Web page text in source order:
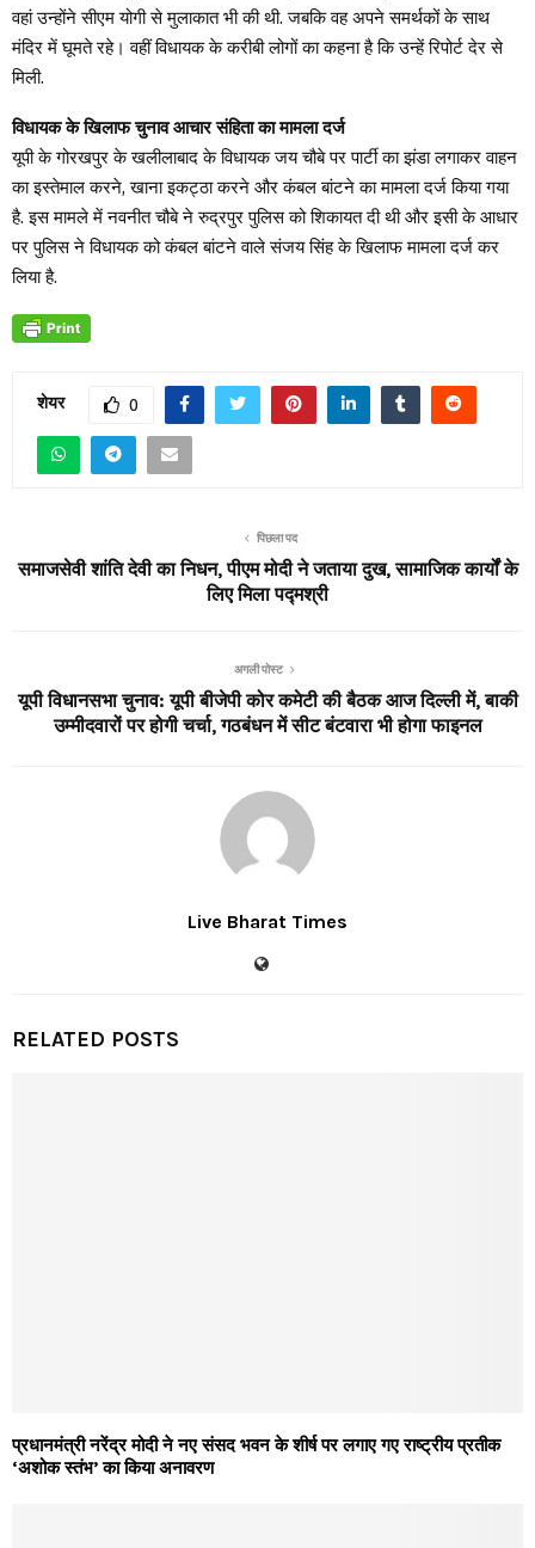
वहां उन्होंने सीएम योगी से मुलाकात भी की थी. जबकि वह अपने समर्थकों के साथ
मंदिर में घूमते रहे। वहीं विधायक के करीबी लोगों का कहना है कि उन्हें रिपोर्ट देर से
मिली.
विधायक के खिलाफ चुनाव आचार संहिता का मामला दर्ज
यूपी के गोरखपुर के खलीलाबाद के विधायक जय चौबे पर पार्टी का झंडा लगाकर वाहन
का इस्तेमाल करने, खाना इकट्ठा करने और कंबल बांटने का मामला दर्ज किया गया
है. इस मामले में नवनीत चौबे ने रुद्रपुर पुलिस को शिकायत दी थी और इसी के आधार
पर पुलिस ने विधायक को कंबल बांटने वाले संजय सिंह के खिलाफ मामला दर्ज कर
लिया है.
शेयर 0
पिछला पद
समाजसेवी शांति देवी का निधन, पीएम मोदी ने जताया दुख, सामाजिक कार्यों के
लिए मिला पद्मश्री
अगली पोस्ट
यूपी विधानसभा चुनाव: यूपी बीजेपी कोर कमेटी की बैठक आज दिल्ली में, बाकी
उम्मीदवारों पर होगी चर्चा, गठबंधन में सीट बंटवारा भी होगा फाइनल
Live Bharat Times
RELATED POSTS
प्रधानमंत्री नरेंद्र मोदी ने नए संसद भवन के शीर्ष पर लगाए गए राष्ट्रीय प्रतीक
‘अशोक स्तंभ’ का किया अनावरण